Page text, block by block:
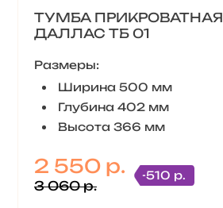
ТУМБА ПРИКРОВАТНАЯ
ДАЛЛАС ТБ 01
Размеры:
Ширина 500 мм
Глубина 402 мм
Высота 366 мм
2 550 р.
3 060 р.
-510 р.